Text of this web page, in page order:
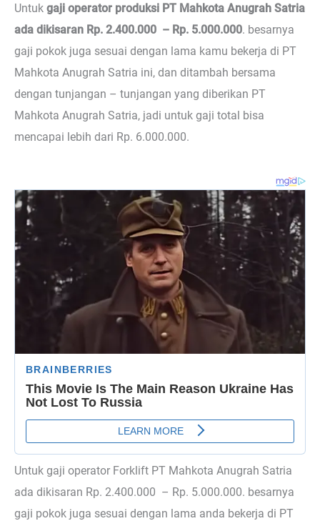
Untuk gaji operator produksi PT Mahkota Anugrah Satria
ada dikisaran Rp. 2.400.000 – Rp. 5.000.000. besarnya
gaji pokok juga sesuai dengan lama kamu bekerja di PT
Mahkota Anugrah Satria ini, dan ditambah bersama
dengan tunjangan – tunjangan yang diberikan PT
Mahkota Anugrah Satria, jadi untuk gaji total bisa
mencapai lebih dari Rp. 6.000.000.
Untuk gaji operator Forklift PT Mahkota Anugrah Satria
ada dikisaran Rp. 2.400.000 – Rp. 5.000.000. besarnya
gaji pokok juga sesuai dengan lama anda bekerja di PT